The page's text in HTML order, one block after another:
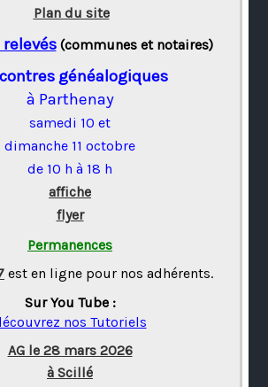
Plan du site
relevés(communes et notaires)
généalogiques
à Parthenay
samedi 10 et
dimanche 11 octobre
de 10 h à 18 h
affiche
flyer
Permanences
est en ligne pour nos adhérents.
Sur You Tube :
nos Tutoriels
AG le 28 mars 2026
à Scillé